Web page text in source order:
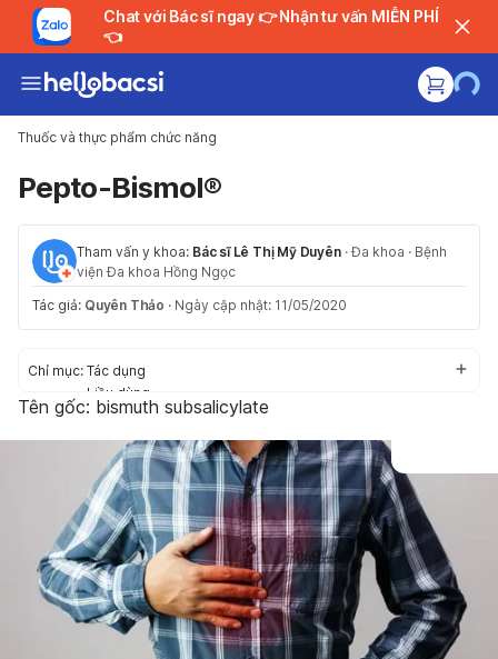
Chat với Bác sĩ ngay 👉 Nhận tư vấn MIỄN PHÍ
👈
Thuốc và thực phẩm chức năng
Pepto-Bismol®
Tham vấn y khoa: Bác sĩ Lê Thị Mỹ Duyên ·Đa khoa · Bệnh
viện Đa khoa Hồng Ngọc
Tác giả: Quyên Thảo · Ngày cập nhật: 11/05/2020
Chỉ mục: Tác dụng
Liều dùng
Cách dùng
Tác dụng phụ
Thận trọng/Cảnh báo
Tương tác thuốc
Bảo quản thuốc
Dạng bào chế
Tên gốc: bismuth subsalicylate